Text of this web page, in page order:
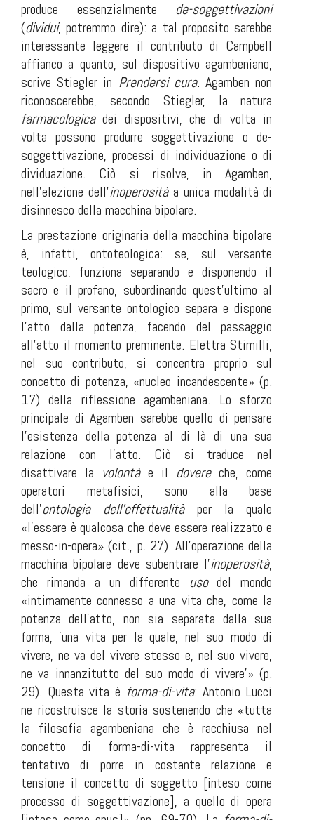
produce essenzialmente de-soggettivazioni
(dividui, potremmo dire): a tal proposito sarebbe
interessante leggere il contributo di Campbell
affianco a quanto, sul dispositivo agambeniano,
scrive Stiegler in Prendersi cura. Agamben non
riconoscerebbe, secondo Stiegler, la natura
farmacologicadei dispositivi, che di volta in
volta possono produrre soggettivazione o de-
soggettivazione, processi di individuazione o di
dividuazione. Ciò si risolve, in Agamben,
nell’elezione dell’inoperositàa unica modalità di
disinnesco della macchina bipolare.
La prestazione originaria della macchina bipolare
è, infatti, ontoteologica: se, sul versante
teologico, funziona separando e disponendo il
sacro e il profano, subordinando quest’ultimo al
primo, sul versante ontologico separa e dispone
l’atto dalla potenza, facendo del passaggio
all’atto il momento preminente. Elettra Stimilli,
nel suo contributo, si concentra proprio sul
concetto di potenza, «nucleo incandescente» (p.
17) della riflessione agambeniana. Lo sforzo
principale di Agamben sarebbe quello di pensare
l’esistenza della potenza al di là di una sua
relazione con l’atto. Ciò si traduce nel
disattivare la volontàe il dovereche, come
operatori metafisici, sono alla base
dell’ontologia dell’effettualitàper la quale
«l’essere è qualcosa che deve essere realizzato e
messo-in-opera» (cit., p. 27). All’operazione della
macchina bipolare deve subentrare l’inoperosità,
che rimanda a un differente usodel mondo
«intimamente connesso a una vita che, come la
potenza dell’atto, non sia separata dalla sua
forma, 'una vita per la quale, nel suo modo di
vivere, ne va del vivere stesso e, nel suo vivere,
ne va innanzitutto del suo modo di vivere'» (p.
29). Questa vita è forma-di-vita: Antonio Lucci
ne ricostruisce la storia sostenendo che «tutta
la filosofia agambeniana che è racchiusa nel
concetto di forma-di-vita rappresenta il
tentativo di porre in costante relazione e
tensione il concetto di soggetto [inteso come
processo di soggettivazione], a quello di opera